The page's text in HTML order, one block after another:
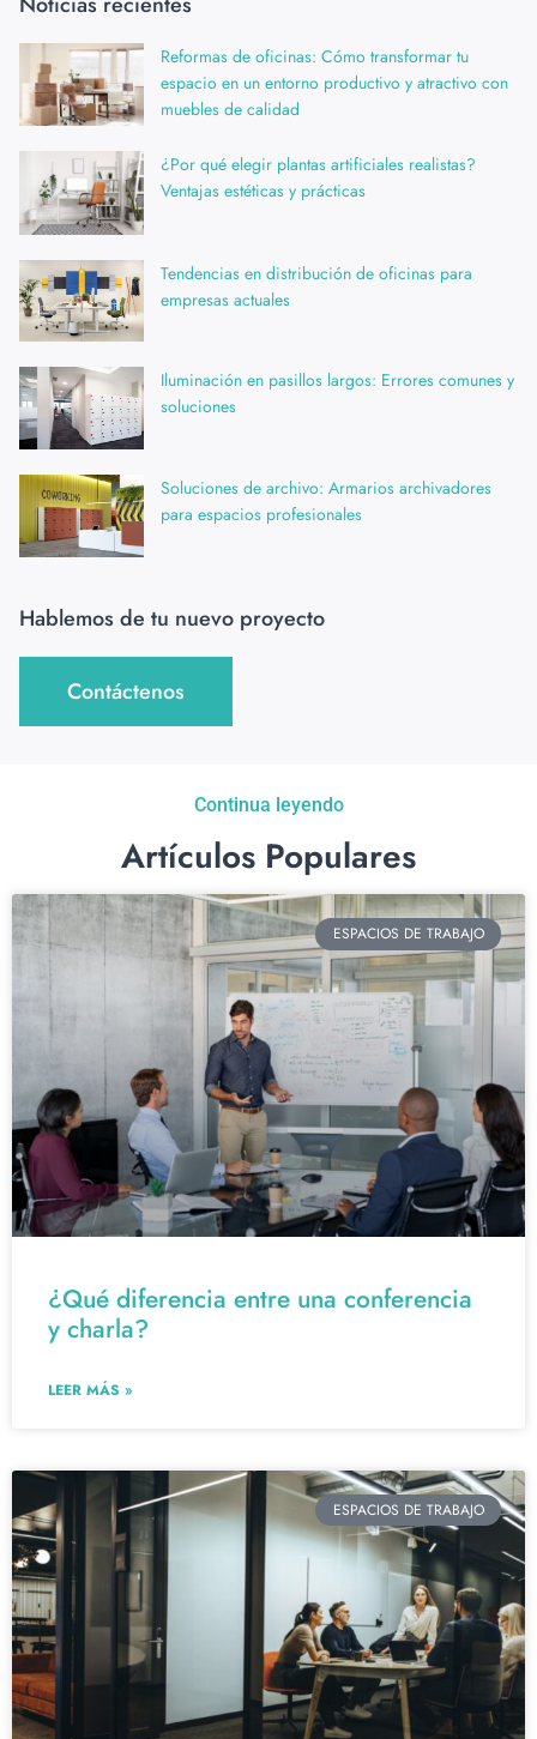
Reformas de oficinas: Cómo transformar tu
espacio en un entorno productivo y atractivo con
muebles de calidad
¿Por qué elegir plantas artificiales realistas?
Ventajas estéticas y prácticas
Tendencias en distribución de oficinas para
empresas actuales
Iluminación en pasillos largos: Errores comunes y
soluciones
Soluciones de archivo: Armarios archivadores
para espacios profesionales
Hablemos de tu nuevo proyecto
Contáctenos
Continua leyendo
Artículos Populares
ESPACIOS DE TRABAJO
¿Qué diferencia entre una conferencia
y charla?
LEER MÁS »
ESPACIOS DE TRABAJO